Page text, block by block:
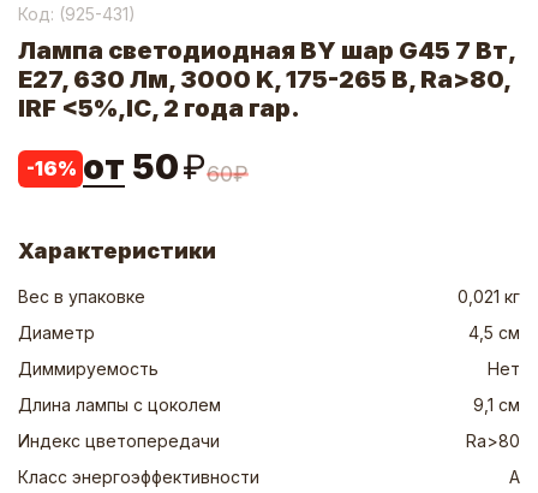
Код: (925-431)
Лампа светодиодная BY шар G45 7 Вт,
E27, 630 Лм, 3000 K, 175-265 В, Ra>80,
IRF <5%,IC, 2 года гар.
-16% от 50₽60₽
Характеристики
Вес в упаковке
0,021 кг
Диаметр
4,5 см
Диммируемость
Нет
Длина лампы с цоколем
9,1 см
Индекс цветопередачи
Ra>80
Класс энергоэффективности
А